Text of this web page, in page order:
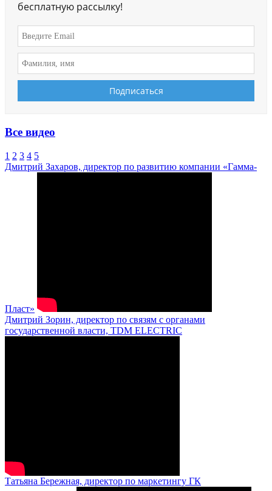
бесплатную рассылку!
Все видео
1 2 3 4 5
Дмитрий Захаров, директор по развитию компании «Гамма-
Пласт»
Дмитрий Зорин, директор по связям с органами
государственной власти, TDM ELECTRIC
Татьяна Бережная, директор по маркетингу ГК